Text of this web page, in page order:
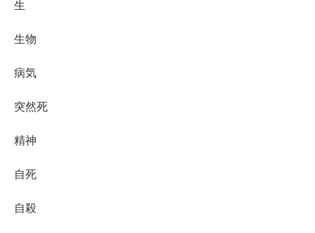
生
生物
病気
突然死
精神
自死
自殺